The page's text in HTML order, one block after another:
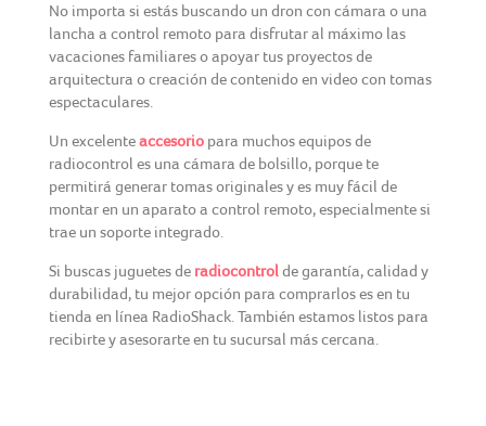
No importa si estás buscando un dron con cámara o una
lancha a control remoto para disfrutar al máximo las
vacaciones familiares o apoyar tus proyectos de
arquitectura o creación de contenido en video con tomas
espectaculares.
Un excelenteaccesoriopara muchos equipos de
radiocontrol es una cámara de bolsillo, porque te
permitirá generar tomas originales y es muy fácil de
montar en un aparato a control remoto, especialmente si
trae un soporte integrado.
Si buscas juguetes de radiocontrol de garantía, calidad y
durabilidad, tu mejor opción para comprarlos es en tu
tienda en línea RadioShack. También estamos listos para
recibirte y asesorarte en tu sucursal más cercana.